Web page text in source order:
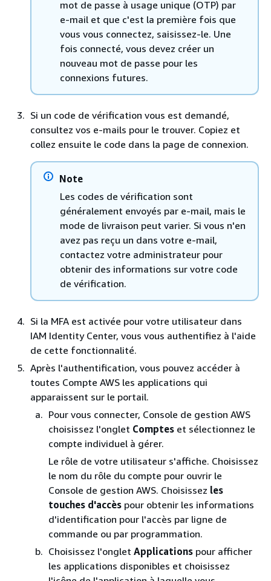
mot de passe à usage unique (OTP) par
e-mail et que c'est la première fois que
vous vous connectez, saisissez-le. Une
fois connecté, vous devez créer un
nouveau mot de passe pour les
connexions futures.
Si un code de vérification vous est demandé,
consultez vos e-mails pour le trouver. Copiez et
collez ensuite le code dans la page de connexion.
Note
Les codes de vérification sont
généralement envoyés par e-mail, mais le
mode de livraison peut varier. Si vous n'en
avez pas reçu un dans votre e-mail,
contactez votre administrateur pour
obtenir des informations sur votre code
de vérification.
Si la MFA est activée pour votre utilisateur dans
IAM Identity Center, vous vous authentifiez à l'aide
de cette fonctionnalité.
Après l'authentification, vous pouvez accéder à
toutes Compte AWS les applications qui
apparaissent sur le portail.
Pour vous connecter, Console de gestion AWS
choisissez l'onglet Comptes et sélectionnez le
compte individuel à gérer.
Le rôle de votre utilisateur s'affiche. Choisissez
le nom du rôle du compte pour ouvrir le
Console de gestion AWS. Choisissez les
touches d'accès pour obtenir les informations
d'identification pour l'accès par ligne de
commande ou par programmation.
Choisissez l'onglet Applications pour afficher
les applications disponibles et choisissez